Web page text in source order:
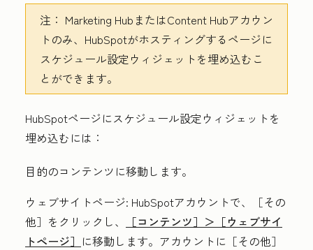
注： Marketing Hub またはContent Hubアカウン
トのみ、HubSpotがホスティングするページに
スケジュール設定ウィジェットを埋め込むこ
とができます。
HubSpotページにスケジュール設定ウィジェットを
埋め込むには：
目的のコンテンツに移動します。
ウェブサイトページ: HubSpotアカウントで、
［その
他］をクリックし、
［コンテンツ］＞ ［ウェブサイ
トページ］ に移動します。アカウントに ［その他］